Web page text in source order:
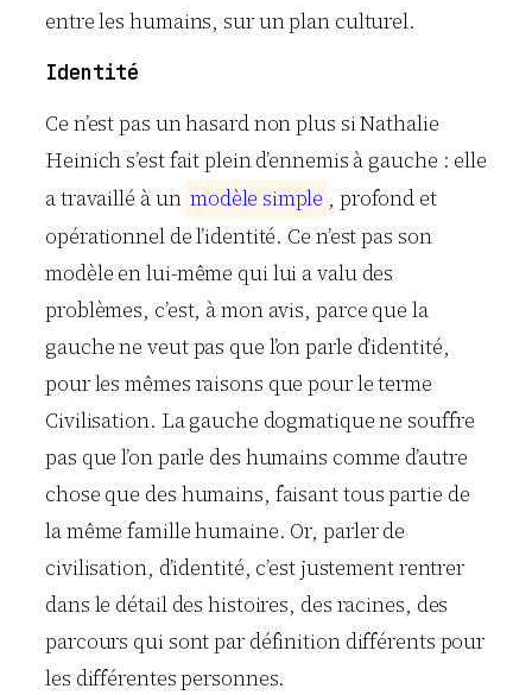
entre les humains, sur un plan culturel.
Identité
Ce n’est pas un hasard non plus si Nathalie
Heinich s’est fait plein d’ennemis à gauche : elle
a travaillé à un modèle simple , profond et
opérationnel de l’identité. Ce n’est pas son
modèle en lui-même qui lui a valu des
problèmes, c’est, à mon avis, parce que la
gauche ne veut pas que l’on parle d’identité,
pour les mêmes raisons que pour le terme
Civilisation. La gauche dogmatique ne souffre
pas que l’on parle des humains comme d’autre
chose que des humains, faisant tous partie de
la même famille humaine. Or, parler de
civilisation, d’identité, c’est justement rentrer
dans le détail des histoires, des racines, des
parcours qui sont par définition différents pour
les différentes personnes.